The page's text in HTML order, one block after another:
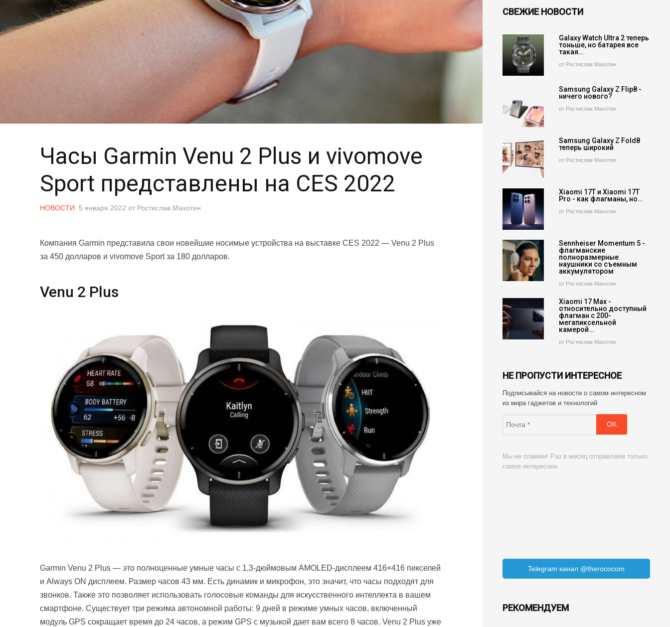
Часы Garmin Venu 2 Plus и vivomove
Sport представлены на CES 2022
НОВОСТИ 5 января 2022 от Ростислав Махотин
Компания Garmin представила свои новейшие носимые устройства на выставке CES 2022 — Venu 2 Plus
за 450 долларов и vivomove Sport за 180 долларов.
Venu 2 Plus
Garmin Venu 2 Plus — это полноценные умные часы с 1,3-дюймовым AMOLED-дисплеем 416×416 пикселей
и Always ON дисплеем. Размер часов 43 мм. Есть динамик и микрофон, это значит, что часы подходят для
звонков. Также это позволяет использовать голосовые команды для искусственного интеллекта в вашем
смартфоне. Существует три режима автономной работы: 9 дней в режиме умных часов, включенный
модуль GPS сокращает время до 24 часов, а режим GPS с музыкой дает вам всего 8 часов. Venu 2 Plus уже
СВЕЖИЕ НОВОСТИ
Galaxy Watch Ultra 2 теперь
тоньше, но батарея все
такая…
от Ростислав Махотин
Samsung Galaxy Z Flip8 -
ничего нового?
от Ростислав Махотин
Samsung Galaxy Z Fold8
теперь широкий
от Ростислав Махотин
Xiaomi 17T и Xiaomi 17T
Pro - как флагманы, но…
от Ростислав Махотин
Sennheiser Momentum 5 -
флагманские
полноразмерные
наушники со съемным
аккумулятором
от Ростислав Махотин
Xiaomi 17 Max -
относительно доступный
флагман с 200-
мегапиксельной
камерой…
от Ростислав Махотин
НЕ ПРОПУСТИ ИНТЕРЕСНОЕ
Подписывайся на новости о самом интересном
из мира гаджетов и технологий
Мы не спамим! Раз в месяц отправляем только
самое интересное.
Telegram канал @therococom
РЕКОМЕНДУЕМ